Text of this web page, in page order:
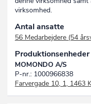
virksomhed.
Antal ansatte
56 Medarbejdere (54
Produktionsenheder
MOMONDO A/S
P-nr.: 1000966838
Farvergade 10, 1, 1463